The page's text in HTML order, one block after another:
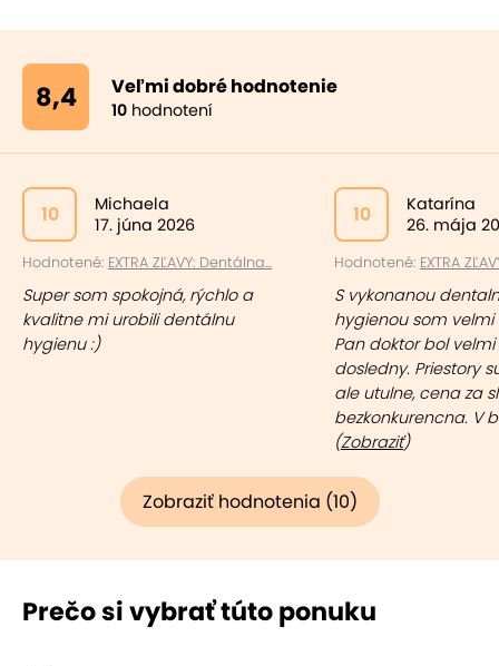
8,4 Veľmi dobré hodnotenie
10 hodnotení
10
Michaela
17. júna 2026
Hodnotené: EXTRA ZĽAVY: Dentálna...
Super som spokojná, rýchlo a
kvalitne mi urobili dentálnu
hygienu :)
10
Katarína
26. mája
Hodnotené: EXTRA
S vykonanou
hygienou som velmi
Pan doktor bol velmi
dosledny. Priestory
ale utulne, cena za
bezkonkurencna. V
(Zobraziť)
Zobraziť hodnotenia (10)
Prečo si vybrať túto ponuku